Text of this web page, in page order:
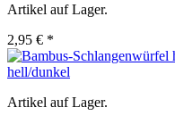
Artikel auf Lager.
2,95 € *
hell/dunkel
Artikel auf Lager.